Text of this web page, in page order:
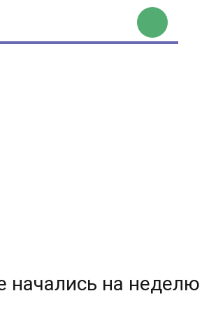
начались на неделю